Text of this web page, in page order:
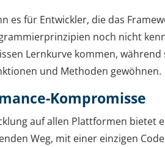
es für Entwickler, die das
noch nicht
Lernkurve kommen, während
und Methoden gewöhnen.
Kompromisse
auf allen Plattformen bietet
Weg, mit einer einzigen